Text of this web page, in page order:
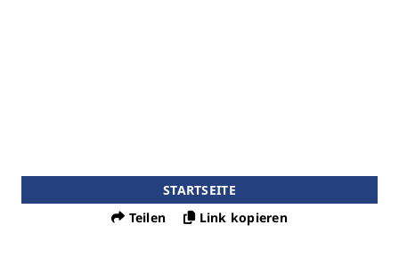
STARTSEITE
Teilen
Link kopieren